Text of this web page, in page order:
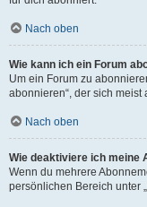
Nach oben
Wie kann ich ein Forum
Um ein Forum zu
abonnieren“, der sich
Nach oben
Wie deaktiviere ich meine
Wenn du mehrere
persönlichen Bereich unter